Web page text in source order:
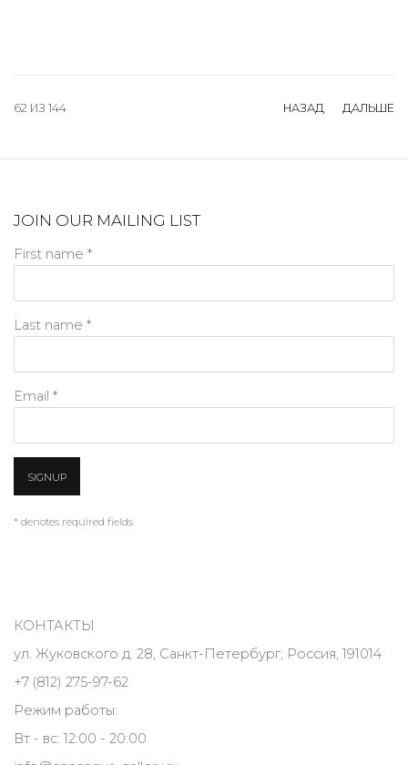
НАЗАД ДАЛЬШЕ
62 ИЗ 144
JOIN OUR MAILING LIST
First name *
Last name *
Email *
SIGNUP
* denotes required fields
КОНТАКТЫ
ул. Жуковского д. 28, Санкт-Петербург, Россия, 191014
+7 (812) 275-97-62
Режим работы:
Вт - вс: 12:00 - 20:00